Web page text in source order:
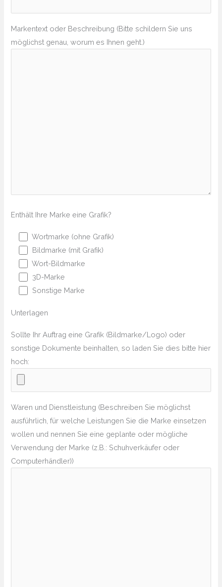
Markentext oder Beschreibung (Bitte schildern Sie uns
möglichst genau, worum es Ihnen geht.)
Enthält Ihre Marke eine Grafik?
Wortmarke (ohne Grafik)
Bildmarke (mit Grafik)
Wort-Bildmarke
3D-Marke
Sonstige Marke
Unterlagen
Sollte Ihr Auftrag eine Grafik (Bildmarke/Logo) oder
sonstige Dokumente beinhalten, so laden Sie dies bitte hier
hoch:
Waren und Dienstleistung (Beschreiben Sie möglichst
ausführlich, für welche Leistungen Sie die Marke einsetzen
wollen und nennen Sie eine geplante oder mögliche
Verwendung der Marke (z.B.: Schuhverkäufer oder
Computerhändler))